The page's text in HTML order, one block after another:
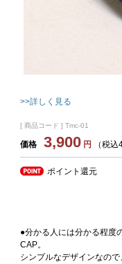
>>詳しく見る
[ 商品コード ] Tmc-01
価格 3,900 円 （税込
ポイント還元
●分かる人には分かる程度
CAP。
シンプルなデザインなの